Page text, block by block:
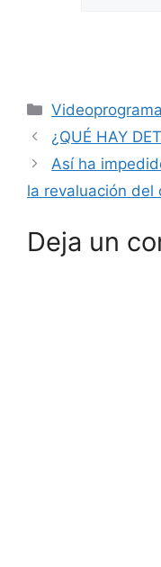
Categorías
¿QUÉ HAY
Así ha
la revaluación del
Deja un